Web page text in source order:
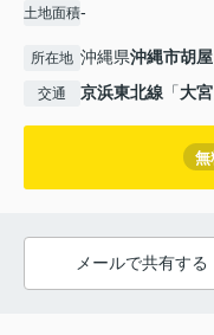
土地面積-
所在地 沖縄県沖縄市胡屋
交通 京浜東北線 「大宮
無
メールで共有する